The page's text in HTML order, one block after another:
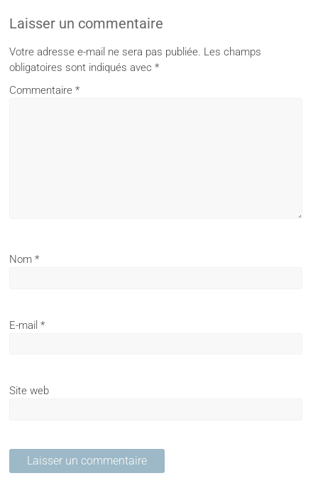
Laisser un commentaire
Votre adresse e-mail ne sera pas publiée. Les champs
obligatoires sont indiqués avec*
Commentaire*
Nom*
E-mail*
Site web